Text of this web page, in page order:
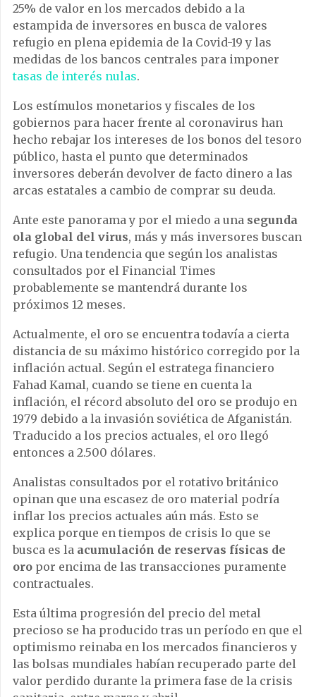
25% de valor en los mercados debido a la
estampida de inversores en busca de valores
refugio en plena epidemia de la Covid-19 y las
medidas de los bancos centrales para imponer
tasas de interés nulas.
Los estímulos monetarios y fiscales de los
gobiernos para hacer frente al coronavirus han
hecho rebajar los intereses de los bonos del tesoro
público, hasta el punto que determinados
inversores deberán devolver de facto dinero a las
arcas estatales a cambio de comprar su deuda.
Ante este panorama y por el miedo a una segunda
ola global del virus, más y más inversores buscan
refugio. Una tendencia que según los analistas
consultados por el Financial Times
probablemente se mantendrá durante los
próximos 12 meses.
Actualmente, el oro se encuentra todavía a cierta
distancia de su máximo histórico corregido por la
inflación actual. Según el estratega financiero
Fahad Kamal, cuando se tiene en cuenta la
inflación, el récord absoluto del oro se produjo en
1979 debido a la invasión soviética de Afganistán.
Traducido a los precios actuales, el oro llegó
entonces a 2.500 dólares.
Analistas consultados por el rotativo británico
opinan que una escasez de oro material podría
inflar los precios actuales aún más. Esto se
explica porque en tiempos de crisis lo que se
busca es la acumulación de reservas físicas de
oro por encima de las transacciones puramente
contractuales.
Esta última progresión del precio del metal
precioso se ha producido tras un período en que el
optimismo reinaba en los mercados financieros y
las bolsas mundiales habían recuperado parte del
valor perdido durante la primera fase de la crisis